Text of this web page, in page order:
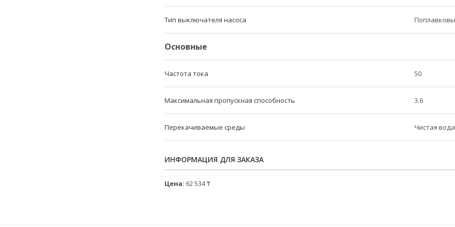
Тип выключателя насоса
Основные
Частота тока 50
Максимальная пропускная способность 3.6
Перекачиваемые среды Чистая вода
ИНФОРМАЦИЯ ДЛЯ ЗАКАЗА
Цена: 62 534 ₸